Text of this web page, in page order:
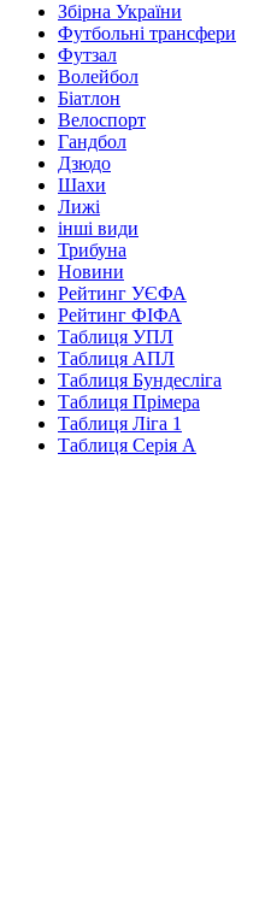
Збірна України
Футбольні трансфери
Футзал
Волейбол
Біатлон
Велоспорт
Гандбол
Дзюдо
Шахи
Лижі
інші види
Трибуна
Новини
Рейтинг УЄФА
Рейтинг ФІФА
Таблиця УПЛ
Таблиця АПЛ
Таблиця Бундесліга
Таблиця Прімера
Таблиця Ліга 1
Таблиця Серія А